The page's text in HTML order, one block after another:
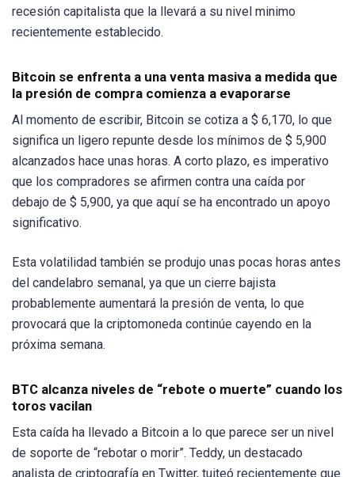
recesión capitalista que la llevará a su nivel minimo
recientemente establecido.
Bitcoin se enfrenta a una venta masiva a medida que
la presión de compra comienza a evaporarse
Al momento de escribir, Bitcoin se cotiza a $ 6,170, lo que
significa un ligero repunte desde los mínimos de $ 5,900
alcanzados hace unas horas. A corto plazo, es imperativo
que los compradores se afirmen contra una caída por
debajo de $ 5,900, ya que aquí se ha encontrado un apoyo
significativo.
Esta volatilidad también se produjo unas pocas horas antes
del candelabro semanal, ya que un cierre bajista
probablemente aumentará la presión de venta, lo que
provocará que la criptomoneda continúe cayendo en la
próxima semana.
BTC alcanza niveles de “rebote o muerte” cuando los
toros vacilan
Esta caída ha llevado a Bitcoin a lo que parece ser un nivel
de soporte de “rebotar o morir”. Teddy, un destacado
analista de criptografía en Twitter, tuiteó recientemente que